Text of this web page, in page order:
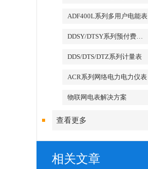
ADF400L系列多用户电能表
DDSY/DTSY系列预付费电表
DDS/DTS/DTZ系列计量表
ACR系列网络电力电力仪表
物联网电表解决方案
查看更多
相关文章